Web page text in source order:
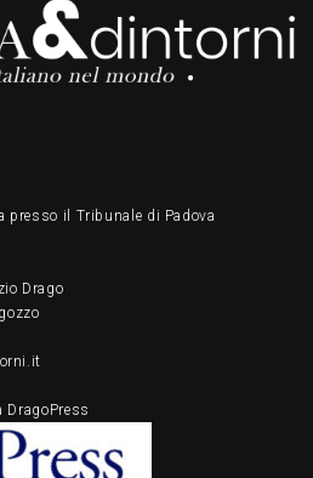
il Tribunale di Padova
Drago
DragoPress